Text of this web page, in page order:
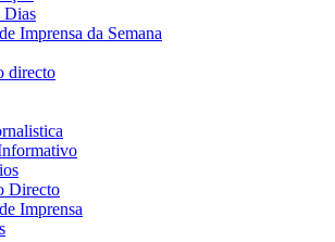
Dias
Imprensa da Semana
directo
Directo
Imprensa